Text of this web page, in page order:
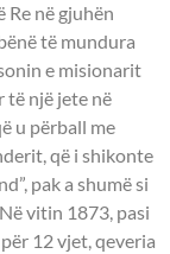
Re në gjuhën
të mundura
e misionarit
të një jete në
u përball me
që i shikonte
pak a shumë si
vitin 1873, pasi
12 vjet, qeveria